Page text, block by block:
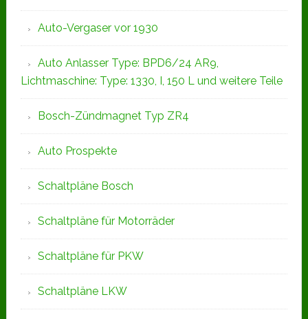
Auto-Vergaser vor 1930
Auto Anlasser Type: BPD6/24 AR9,
Lichtmaschine: Type: 1330, I, 150 L und weitere Teile
Bosch-Zündmagnet Typ ZR4
Auto Prospekte
Schaltpläne Bosch
Schaltpläne für Motorräder
Schaltpläne für PKW
Schaltpläne LKW